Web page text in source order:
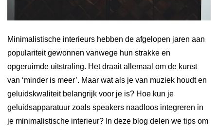
Minimalistische interieurs hebben de afgelopen jaren aan
populariteit gewonnen vanwege hun strakke en
opgeruimde uitstraling. Het draait allemaal om de kunst
van ‘minder is meer’. Maar wat als je van muziek houdt en
geluidskwaliteit belangrijk voor je is? Hoe kun je
geluidsapparatuur zoals speakers naadloos integreren in
je minimalistische interieur? In deze blog delen we tips om